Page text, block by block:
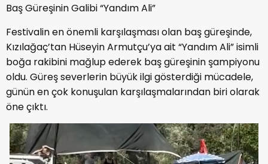
Baş Güreşinin Galibi “Yandım Ali”
Festivalin en önemli karşılaşması olan baş güreşinde,
Kızılağaç’tan Hüseyin Armutçu’ya ait “Yandım Ali” isimli
boğa rakibini mağlup ederek baş güreşinin şampiyonu
oldu. Güreş severlerin büyük ilgi gösterdiği mücadele,
günün en çok konuşulan karşılaşmalarından biri olarak
öne çıktı.